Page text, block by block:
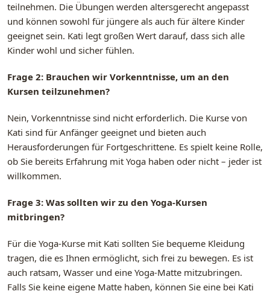
teilnehmen. Die Übungen werden altersgerecht angepasst
und können sowohl für jüngere als auch für ältere Kinder
geeignet sein. Kati legt großen Wert darauf, dass sich alle
Kinder wohl und sicher fühlen.
Frage 2: Brauchen wir Vorkenntnisse, um an den
Kursen teilzunehmen?
Nein, Vorkenntnisse sind nicht erforderlich. Die Kurse von
Kati sind für Anfänger geeignet und bieten auch
Herausforderungen für Fortgeschrittene. Es spielt keine Rolle,
ob Sie bereits Erfahrung mit Yoga haben oder nicht – jeder ist
willkommen.
Frage 3: Was sollten wir zu den Yoga-Kursen
mitbringen?
Für die Yoga-Kurse mit Kati sollten Sie bequeme Kleidung
tragen, die es Ihnen ermöglicht, sich frei zu bewegen. Es ist
auch ratsam, Wasser und eine Yoga-Matte mitzubringen.
Falls Sie keine eigene Matte haben, können Sie eine bei Kati